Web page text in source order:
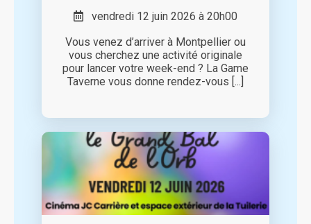
vendredi 12 juin 2026 à 20h00
Vous venez d’arriver à Montpellier ou
vous cherchez une activité originale
pour lancer votre week-end ? La Game
Taverne vous donne rendez-vous [...]